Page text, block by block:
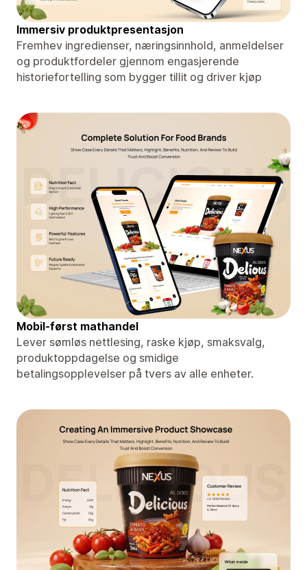
Immersiv produktpresentasjon
Fremhev ingredienser, næringsinnhold, anmeldelser
og produktfordeler gjennom engasjerende
historiefortelling som bygger tillit og driver kjøp
Mobil-først mathandel
Lever sømløs nettlesing, raske kjøp, smaksvalg,
produktoppdagelse og smidige
betalingsopplevelser på tvers av alle enheter.